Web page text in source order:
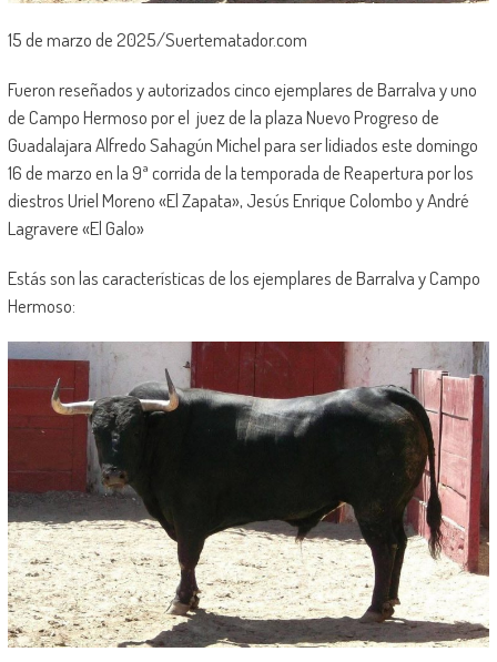
15 de marzo de 2025/Suertematador.com
Fueron reseñados y autorizados cinco ejemplares de Barralva y uno
de Campo Hermoso por el juez de la plaza Nuevo Progreso de
Guadalajara Alfredo Sahagún Michel para ser lidiados este domingo
16 de marzo en la 9ª corrida de la temporada de Reapertura por los
diestros Uriel Moreno «El Zapata», Jesús Enrique Colombo y André
Lagravere «El Galo»
Estás son las características de los ejemplares de Barralva y Campo
Hermoso: